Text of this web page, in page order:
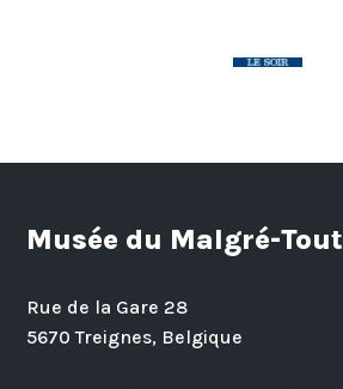
Musée du Malgré-Tout
Rue de la Gare 28
5670 Treignes, Belgique